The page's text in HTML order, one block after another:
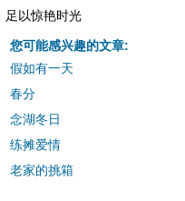
足以惊艳时光
您可能感兴趣的文章:
假如有一天
春分
念湖冬日
练摊爱情
老家的挑箱